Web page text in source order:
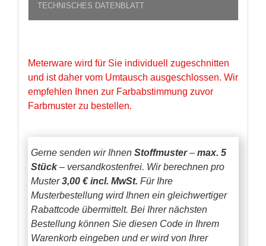
TECHNISCHES DATENBLATT
Meterware wird für Sie individuell zugeschnitten
und ist daher vom Umtausch ausgeschlossen. Wir
empfehlen Ihnen zur Farbabstimmung zuvor
Farbmuster zu bestellen.
Gerne senden wir Ihnen Stoffmuster– max. 5
Stück– versandkostenfrei. Wir berechnen pro
Muster3,00 € incl. MwSt. Für Ihre
Musterbestellung wird Ihnen ein gleichwertiger
Rabattcode übermittelt. Bei Ihrer nächsten
Bestellung können Sie diesen Code in Ihrem
Warenkorb eingeben und er wird von Ihrer